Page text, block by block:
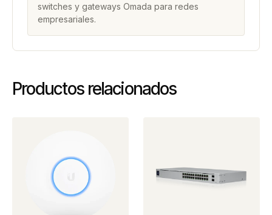
switches y gateways Omada para redes
empresariales.
Productos relacionados